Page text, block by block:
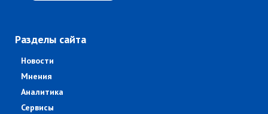
Разделы сайта
Новости
Мнения
Аналитика
Сервисы